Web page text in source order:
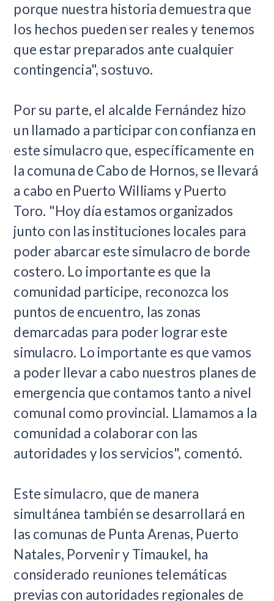
porque nuestra historia demuestra que
los hechos pueden ser reales y tenemos
que estar preparados ante cualquier
contingencia", sostuvo.
Por su parte, el alcalde Fernández hizo
un llamado a participar con confianza en
este simulacro que, específicamente en
la comuna de Cabo de Hornos, se llevará
a cabo en Puerto Williams y Puerto
Toro. "Hoy día estamos organizados
junto con las instituciones locales para
poder abarcar este simulacro de borde
costero. Lo importante es que la
comunidad participe, reconozca los
puntos de encuentro, las zonas
demarcadas para poder lograr este
simulacro. Lo importante es que vamos
a poder llevar a cabo nuestros planes de
emergencia que contamos tanto a nivel
comunal como provincial. Llamamos a la
comunidad a colaborar con las
autoridades y los servicios", comentó.
Este simulacro, que de manera
simultánea también se desarrollará en
las comunas de Punta Arenas, Puerto
Natales, Porvenir y Timaukel, ha
considerado reuniones telemáticas
previas con autoridades regionales de